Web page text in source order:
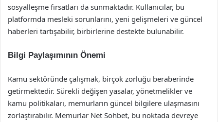
sosyalleşme fırsatları da sunmaktadır. Kullanıcılar, bu
platformda mesleki sorunlarını, yeni gelişmeleri ve güncel
haberleri tartışabilir, birbirlerine destekte bulunabilir.
Bilgi Paylaşımının Önemi
Kamu sektöründe çalışmak, birçok zorluğu beraberinde
getirmektedir. Sürekli değişen yasalar, yönetmelikler ve
kamu politikaları, memurların güncel bilgilere ulaşmasını
zorlaştırabilir. Memurlar Net Sohbet, bu noktada devreye